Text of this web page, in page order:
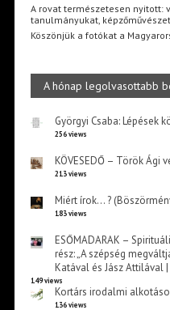
A rovat természetesen nyitott:
tanulmányukat,
Köszönjük a fotókat a
A hónap legolvasottabb
Györgyi Csaba: Lépések
256 views
KÖVESEDŐ – Török Ági
213 views
Miért írok… ?
183 views
ESŐMADARAK –
rész: „A szépség
Katával és Jász Attilával
149 views
Kortárs irodalmi
136 views